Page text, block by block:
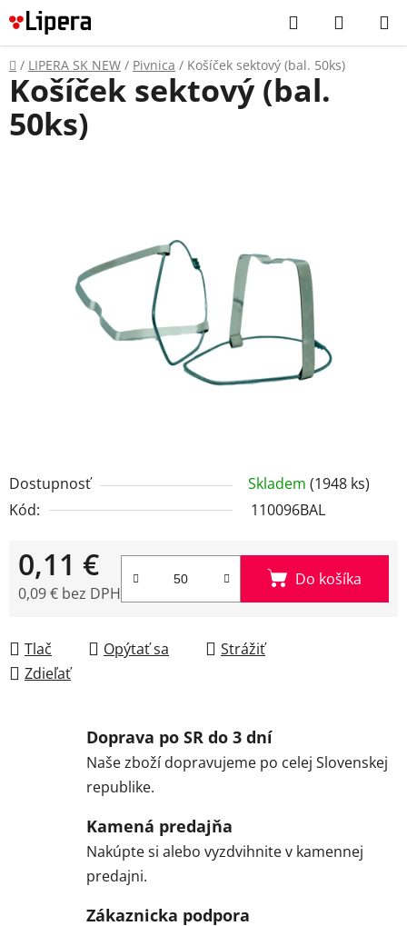
Prejsť
na
obsah
Hľadať
KOŠÍK
Domov
/ LIPERA SK NEW / Pivnica / Košíček sektový (bal. 50ks)
Dostupnosť Skladem (1948 ks)
Kód:
110096BAL
0,11 €
0,09 € bez DPH
Do košíka
Tlač Opýtať sa
Strážiť
Zdieľať
Košíček sektový (bal.
50ks)
Doprava po SR do 3 dní
Naše zboží dopravujeme po celej Slovenskej
republike.
Kamená predajňa
Nakúpte si alebo vyzdvihnite v kamennej
predajni.
Zákaznicka podpora